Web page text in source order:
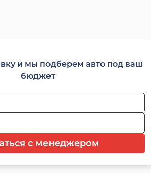
и мы подберем авто под ваш
бюджет
с менеджером